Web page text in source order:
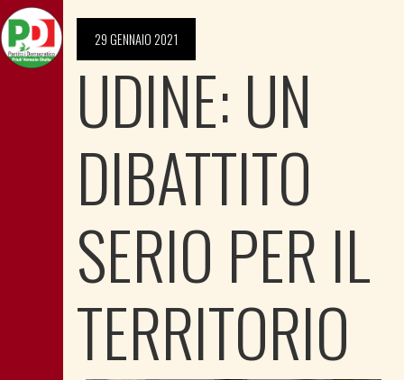
29 GENNAIO 2021
UDINE: UN
DIBATTITO
SERIO PER IL
TERRITORIO